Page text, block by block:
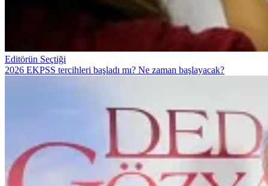
Editörün Seçtiği
2026 EKPSS tercihleri başladı mı? Ne zaman başlayacak?